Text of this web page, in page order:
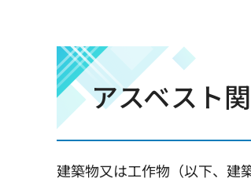
アスベスト
建築物又は工作物（以下、建